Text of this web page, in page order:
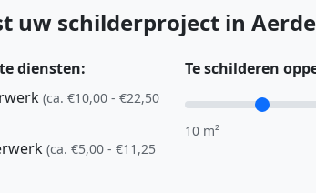
uw schilderproject in
diensten:
(ca. €10,00 - €22,50
(ca. €5,00 - €11,25
Te schilderen
10 m²